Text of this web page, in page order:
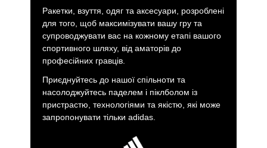
Ракетки, взуття, одяг та аксесуари, розроблені
для того, щоб максимізувати вашу гру та
супроводжувати вас на кожному етапі вашого
спортивного шляху, від аматорів до
професійних гравців.
Приєднуйтесь до нашої спільноти та
насолоджуйтесь паделем і піклболом із
пристрастю, технологіями та якістю, які може
запропонувати тільки adidas.